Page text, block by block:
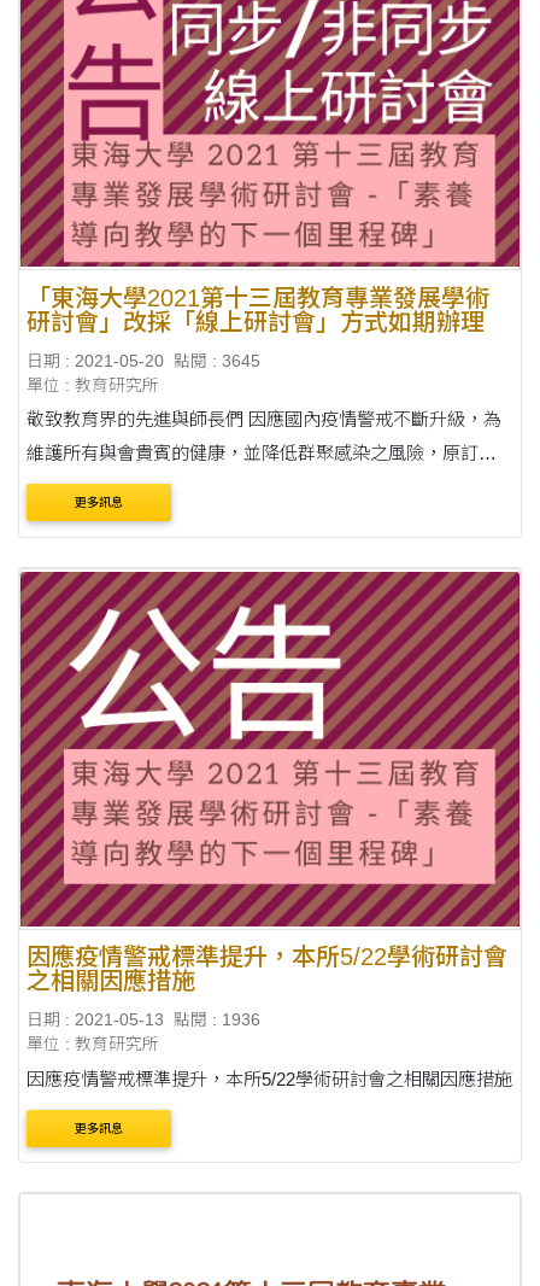
「東海大學2021第十三屆教育專業發展學術
研討會」改採「線上研討會」方式如期辦理
日期 : 2021-05-20 點閱 : 3645
單位 : 教育研究所
敬致教育界的先進與師長們 因應國內疫情警戒不斷升級，為
維護所有與會貴賓的健康，並降低群聚感染之風險，原訂
2021年5月22日舉行之「東海大學2021第十三屆教育專業發展
學術研討會」，將謹依中央流行疫情指揮中心與本....
更多訊息
因應疫情警戒標準提升，本所5/22學術研討會
之相關因應措施
日期 : 2021-05-13
點閱 : 1936
單位 : 教育研究所
因應疫情警戒標準提升，本所5/22學術研討會之相關因應措施
更多訊息